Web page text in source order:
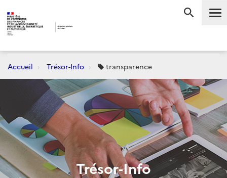
Accueil Trésor-Info transparence
Trésor-Info